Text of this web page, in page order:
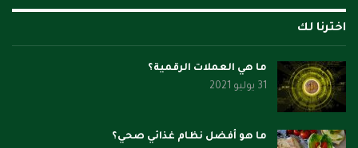
اخترنا لك
ما هي العملات الرقمية؟
31 يوليو 2021
ما هو أفضل نظام غذائي صحي؟